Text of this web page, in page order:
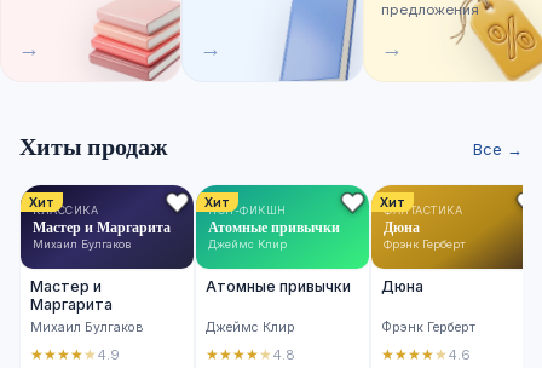
→ →
предложения
→
Хиты продаж Все →
Хит
КЛАССИКА
Мастер и Маргарита
Михаил Булгаков
Мастер и
Маргарита
Михаил Булгаков
★★★★★4.9
Хит
НОН-ФИКШН
Атомные привычки
Джеймс Клир
Атомные привычки
Джеймс Клир
★★★★★4.8
Хит
ФАНТАСТИКА
Дюна
Фрэнк Герберт
Дюна
Фрэнк Герберт
★★★★★4.6